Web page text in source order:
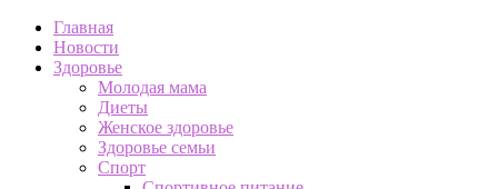
Главная
Новости
Здоровье
Молодая мама
Диеты
Женское здоровье
Здоровье семьи
Спорт